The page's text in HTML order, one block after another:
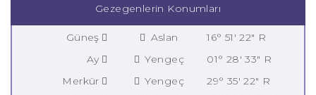
Gezegenlerin Konumları
Güneş Aslan
16° 51' 22" R
Ay
Yengeç
01° 28' 33" R
Merkür
Yengeç
29° 35' 22" R